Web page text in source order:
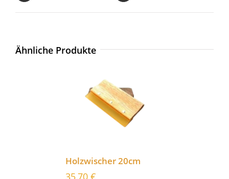
Ähnliche Produkte
Holzwischer 20cm
35,70 €